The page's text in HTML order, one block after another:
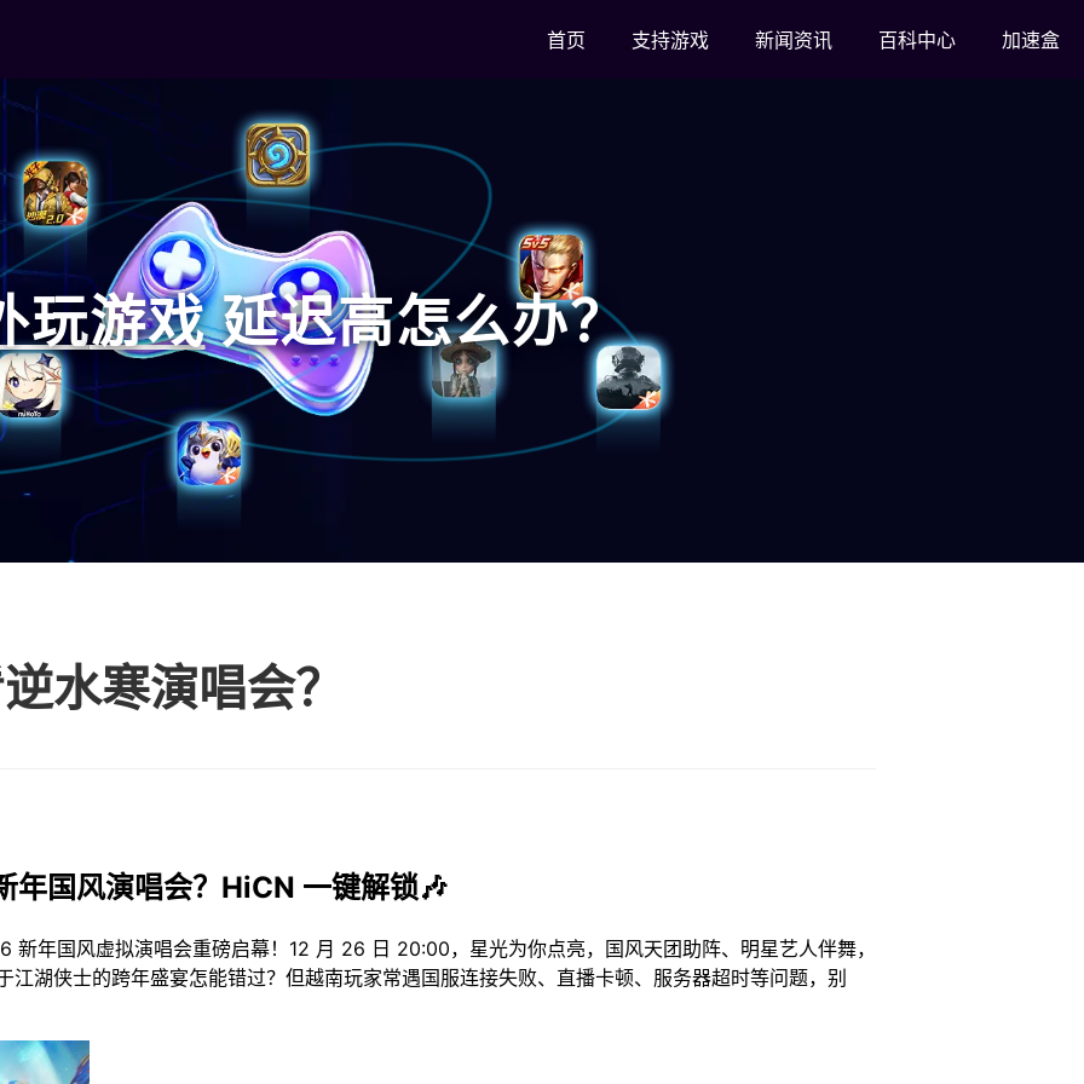
首页 支持游戏 新闻资讯 百科中心 加速盒
玩游戏 延迟高怎么办？
水寒演唱会？
国风演唱会？HiCN 一键解锁🎶
新年国风虚拟演唱会重磅启幕！12 月 26 日 20:00，星光为你点亮，国风天团助阵、明星艺人伴舞，
江湖侠士的跨年盛宴怎能错过？但越南玩家常遇国服连接失败、直播卡顿、服务器超时等问题，别